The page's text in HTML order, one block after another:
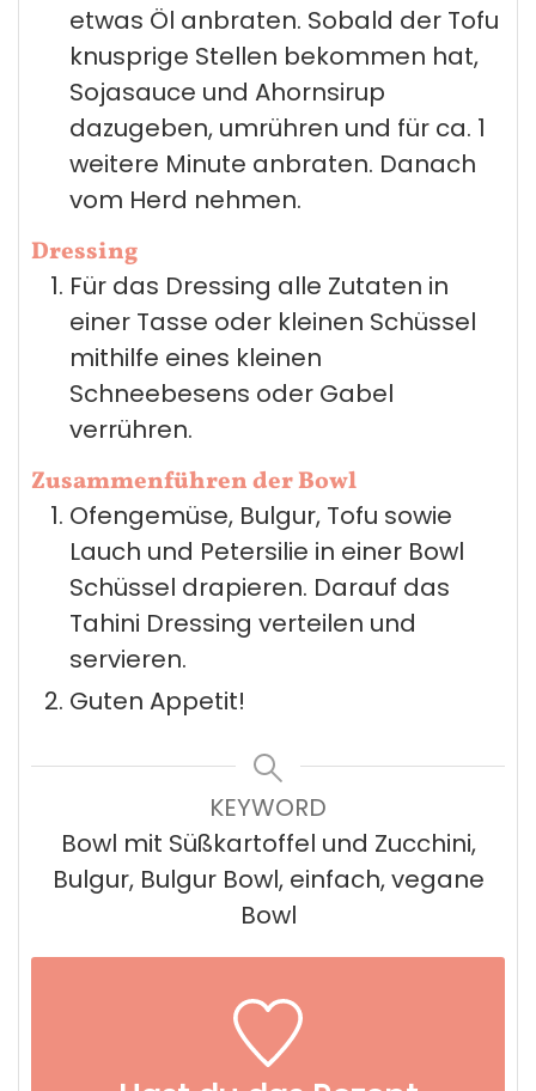
etwas Öl anbraten. Sobald der Tofu
knusprige Stellen bekommen hat,
Sojasauce und Ahornsirup
dazugeben, umrühren und für ca. 1
weitere Minute anbraten. Danach
vom Herd nehmen.
Dressing
Für das Dressing alle Zutaten in
einer Tasse oder kleinen Schüssel
mithilfe eines kleinen
Schneebesens oder Gabel
verrühren.
Zusammenführen der Bowl
Ofengemüse, Bulgur, Tofu sowie
Lauch und Petersilie in einer Bowl
Schüssel drapieren. Darauf das
Tahini Dressing verteilen und
servieren.
Guten Appetit!
KEYWORD
Bowl mit Süßkartoffel und Zucchini,
Bulgur, Bulgur Bowl, einfach, vegane
Bowl